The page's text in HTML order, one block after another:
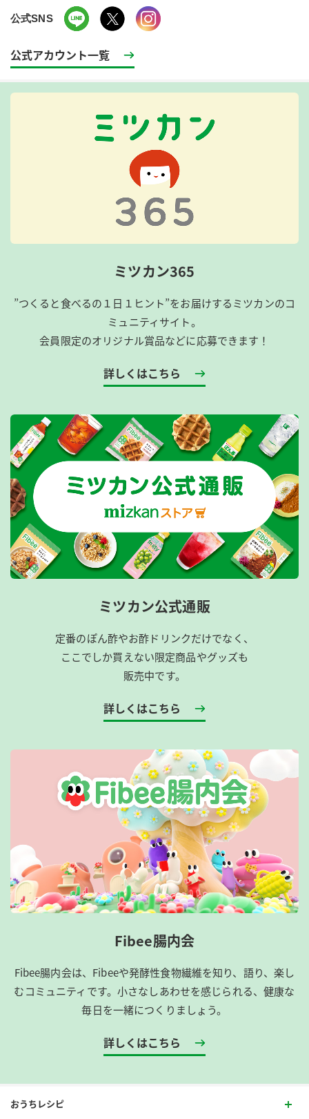
公式SNS
公式アカウント一覧
ミツカン365
”つくると食べるの１日１ヒント”をお届けするミツカンのコ
ミュニティサイト。
会員限定のオリジナル賞品などに応募できます！
詳しくはこちら
ミツカン公式通販
定番のぽん酢やお酢ドリンクだけでなく、
ここでしか買えない限定商品やグッズも
販売中です。
詳しくはこちら
Fibee腸内会
Fibee腸内会は、​Fibeeや発酵性食物繊維を知り、語り、楽し
むコミュニティです。​小さなしあわせを感じられる、健康な
毎日を一緒につくりましょう。
詳しくはこちら
おうちレシピ